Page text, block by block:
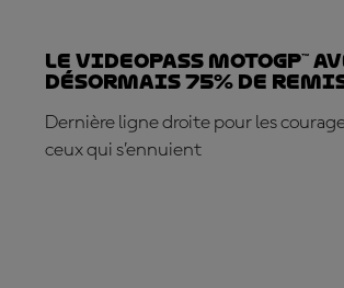
Le VideoPass MotoGP™
désormais 75% de
Dernière ligne droite pour les
ceux qui s’ennuient